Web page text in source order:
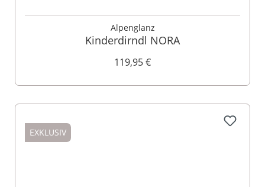
Alpenglanz
Kinderdirndl NORA
119,95 €
EXKLUSIV